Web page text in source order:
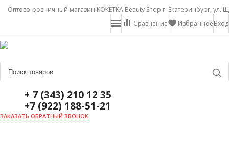
Оптово-розничный магазин KOKETKA Beauty Shop г. Екатеринбург, ул.
Вход
Избранное
Сравнение
+ 7 (343) 210 12 35
+7 (922) 188-51-21
ЗАКАЗАТЬ ОБРАТНЫЙ ЗВОНОК